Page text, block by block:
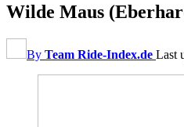
Wilde Maus
By Team Ride-Index.de Last